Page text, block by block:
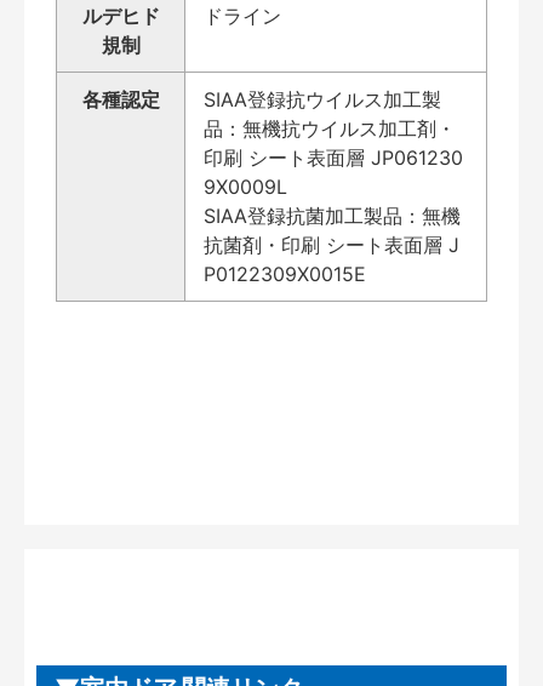
ルデヒド
規制
ドライン
各種認定
SIAA登録抗ウイルス加工製
品：無機抗ウイルス加工剤・
印刷 シート表面層 JP061230
9X0009L
SIAA登録抗菌加工製品：無機
抗菌剤・印刷 シート表面層 J
P0122309X0015E